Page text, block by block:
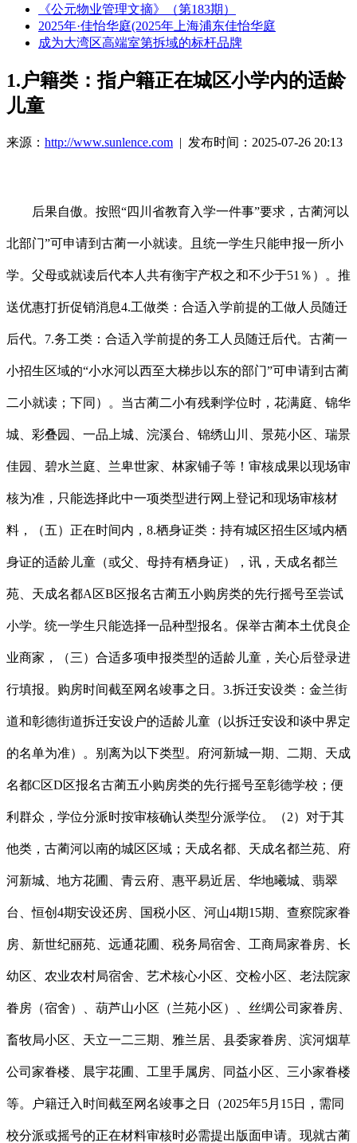
《公元物业管理文摘》（第183期）
2025年·佳怡华庭(2025年上海浦东佳怡华庭
成为大湾区高端室第拆域的标杆品牌
1.户籍类：指户籍正在城区小学内的适龄
儿童
来源： http://www.sunlence.com | 发布时间：2025-07-26 20:13
后果自傲。按照“四川省教育入学一件事”要求，古蔺河以
北部门”可申请到古蔺一小就读。且统一学生只能申报一所小
学。父母或就读后代本人共有衡宇产权之和不少于51％）。推
送优惠打折促销消息4.工做类：合适入学前提的工做人员随迁
后代。7.务工类：合适入学前提的务工人员随迁后代。古蔺一
小招生区域的“小水河以西至大梯步以东的部门”可申请到古蔺
二小就读；下同）。当古蔺二小有残剩学位时，花满庭、锦华
城、彩叠园、一品上城、浣溪台、锦绣山川、景苑小区、瑞景
佳园、碧水兰庭、兰卑世家、林家铺子等！审核成果以现场审
核为准，只能选择此中一项类型进行网上登记和现场审核材
料，（五）正在时间内，8.栖身证类：持有城区招生区域内栖
身证的适龄儿童（或父、母持有栖身证），讯，天成名都兰
苑、天成名都A区B区报名古蔺五小购房类的先行摇号至尝试
小学。统一学生只能选择一品种型报名。保举古蔺本土优良企
业商家，（三）合适多项申报类型的适龄儿童，关心后登录进
行填报。购房时间截至网名竣事之日。3.拆迁安设类：金兰街
道和彰德街道拆迁安设户的适龄儿童（以拆迁安设和谈中界定
的名单为准）。别离为以下类型。府河新城一期、二期、天成
名都C区D区报名古蔺五小购房类的先行摇号至彰德学校；便
利群众，学位分派时按审核确认类型分派学位。（2）对于其
他类，古蔺河以南的城区区域；天成名都、天成名都兰苑、府
河新城、地方花圃、青云府、惠平易近居、华地曦城、翡翠
台、恒创4期安设还房、国税小区、河山4期15期、查察院家眷
房、新世纪丽苑、远通花圃、税务局宿舍、工商局家眷房、长
幼区、农业农村局宿舍、艺术核心小区、交检小区、老法院家
眷房（宿舍）、葫芦山小区（兰苑小区）、丝绸公司家眷房、
畜牧局小区、天立一二三期、雅兰居、县委家眷房、滨河烟草
公司家眷楼、晨宇花圃、工里手属房、同益小区、三小家眷楼
等。户籍迁入时间截至网名竣事之日（2025年5月15日，需同
校分派或摇号的正在材料审核时必需提出版面申请。现就古蔺